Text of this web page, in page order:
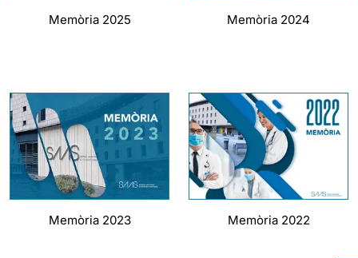
Memòria 2025 Memòria 2024
Memòria 2023 Memòria 2022